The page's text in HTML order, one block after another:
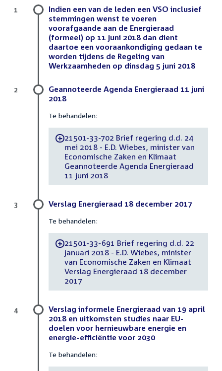
Indien een van de leden een VSO inclusief
stemmingen wenst te voeren
voorafgaande aan de Energieraad
(formeel) op 11 juni 2018 dan dient
daartoe een vooraankondiging gedaan te
worden tijdens de Regeling van
Werkzaamheden op dinsdag 5 juni 2018
1
Geannoteerde Agenda Energieraad 11 juni
2018
Te behandelen:
-21501-33-702 Brief regering d.d. 24
mei 2018 - E.D. Wiebes, minister van
Economische Zaken en Klimaat
Geannoteerde Agenda Energieraad
11 juni 2018
2
Verslag Energieraad 18 december 2017
Te behandelen:
-21501-33-691 Brief regering d.d. 22
januari 2018 - E.D. Wiebes, minister
van Economische Zaken en Klimaat
Verslag Energieraad 18 december
2017
3
Verslag informele Energieraad van 19 april
2018 en uitkomsten studies naar EU-
doelen voor hernieuwbare energie en
energie-efficiëntie voor 2030
Te behandelen:
4